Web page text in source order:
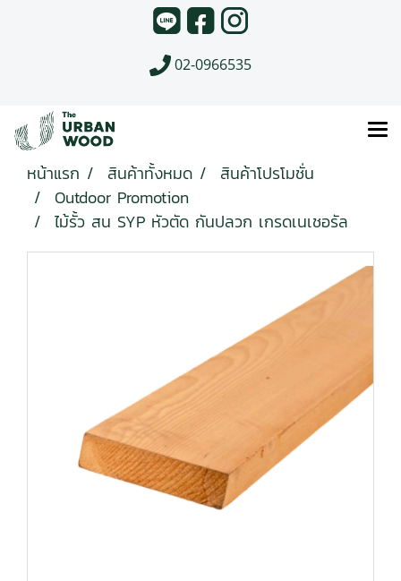
02-0966535
หน้าแรก สินค้าทั้งหมด
สินค้าโปรโมชั่น
Outdoor Promotion
ไม้รั้ว สน SYP หัวตัด กันปลวก เกรดเนเชอรัล